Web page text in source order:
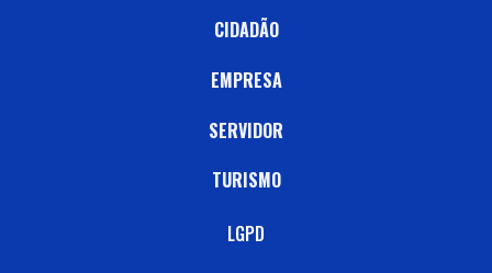
CIDADÃO
EMPRESA
SERVIDOR
TURISMO
LGPD